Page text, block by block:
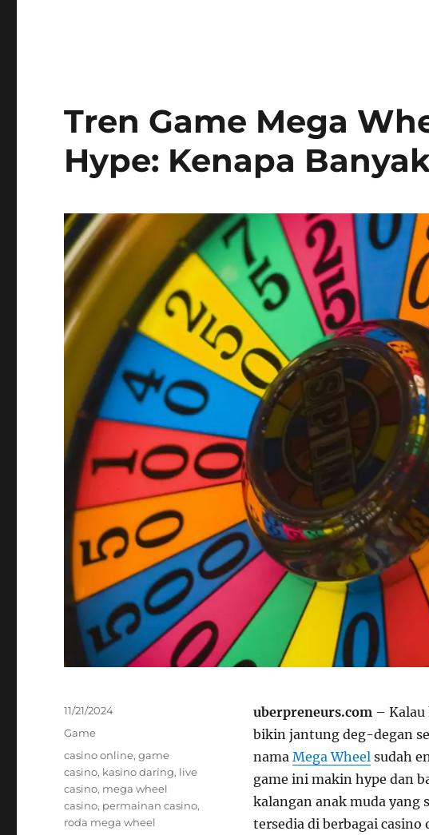
Tren Game Mega
Hype: Kenapa
uberpreneurs.com – Kalau
bikin jantung deg-degan
nama Mega Wheel sudah
game ini makin hype dan
kalangan anak muda yang
tersedia di berbagai
Posted
11/21/2024
Categories
Game
Tags
casino online,game
casino, kasino daring, live
casino, mega wheel
casino, permainan casino,
roda mega wheel